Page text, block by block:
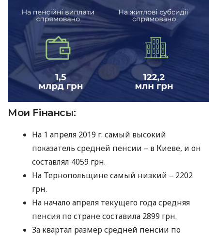
Мои Fiнансы:
На 1 апреля 2019 г. самый высокий
показатель средней пенсии – в Киеве, и он
составлял 4059 грн.
На Тернопольщине самый низкий – 2202
грн.
На начало апреля текущего года средняя
пенсия по стране составила 2899 грн.
За квартал размер средней пенсии по